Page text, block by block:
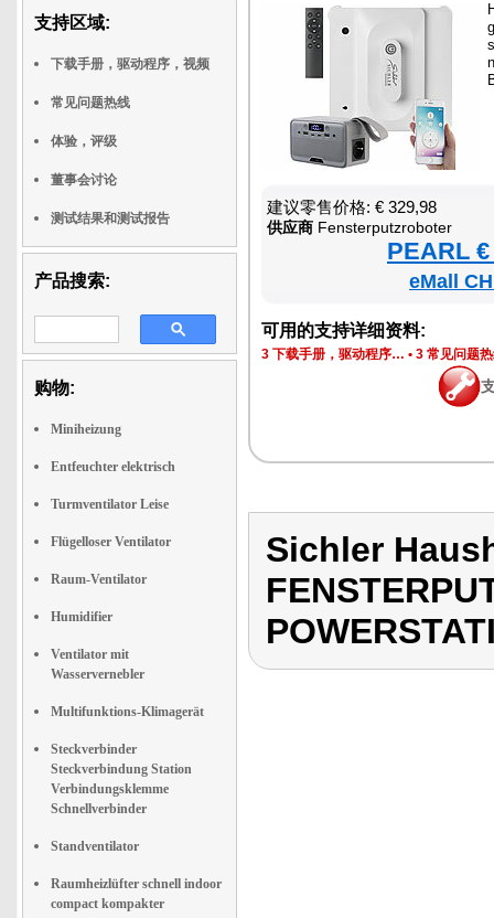
支持区域:
下载手册，驱动程序，视频
常见问题热线
体验，评级
董事会讨论
测试结果和测试报告
产品搜索:
购物:
Miniheizung
Entfeuchter elektrisch
Turmventilator Leise
Flügelloser Ventilator
Raum-Ventilator
Humidifier
Ventilator mit
Wasservernebler
Multifunktions-Klimagerät
Steckverbinder
Steckverbindung Station
Verbindungsklemme
Schnellverbinder
Standventilator
Raumheizlüfter schnell indoor
compact kompakter
建议零售价格: € 329,98
供应商 Fensterputzroboter
PEARL
eMall
可用的支持详细资料:
3 下载手册，驱动程序… • 3 常见问题
Sichler